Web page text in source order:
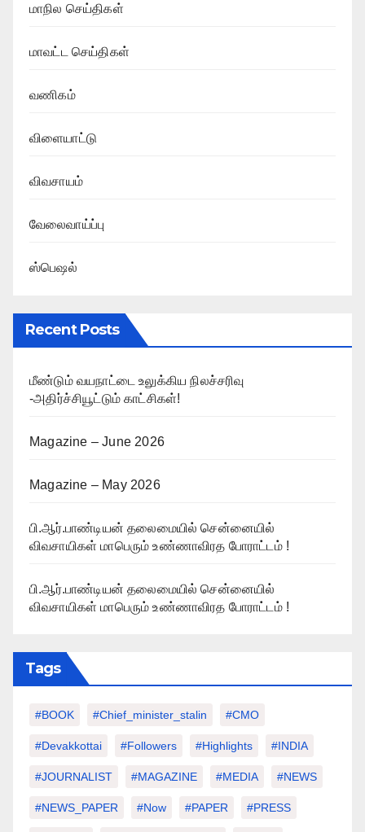
மாநில செய்திகள்
மாவட்ட செய்திகள்
வணிகம்
விளையாட்டு
விவசாயம்
வேலைவாய்ப்பு
ஸ்பெஷல்
Recent Posts
மீண்டும் வயநாட்டை உலுக்கிய நிலச்சரிவு
-அதிர்ச்சியூட்டும் காட்சிகள்!
Magazine – June 2026
Magazine – May 2026
பி.ஆர்.பாண்டியன் தலைமையில் சென்னையில்
விவசாயிகள் மாபெரும் உண்ணாவிரத போராட்டம் !
பி.ஆர்.பாண்டியன் தலைமையில் சென்னையில்
விவசாயிகள் மாபெரும் உண்ணாவிரத போராட்டம் !
Tags
#BOOK #chief_minister_stalin #CMO
#devakkottai #followers #highlights #INDIA
#JOURNALIST #MAGAZINE #MEDIA #NEWS
#NEWS_PAPER #Now #PAPER #PRESS